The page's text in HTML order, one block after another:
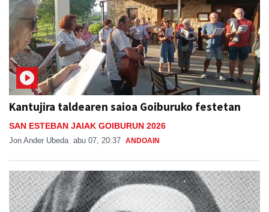
Kantujira taldearen saioa Goiburuko festetan
SAN ESTEBAN JAIAK GOIBURUN 2026
Jon Ander Ubeda abu 07, 20:37 ANDOAIN